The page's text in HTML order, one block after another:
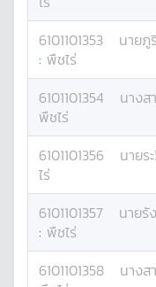
6101101353 นายภู
: พืชไร่
6101101354 นางส
พืชไร่
6101101356 นายร
ไร่
6101101357 นายรั
: พืชไร่
6101101358 นางส